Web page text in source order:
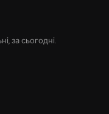
за сьогодні.